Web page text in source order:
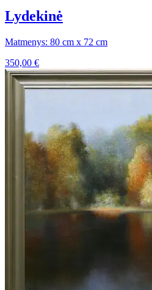
Lydekinė
Matmenys: 80 cm x 72 cm
350,00 €